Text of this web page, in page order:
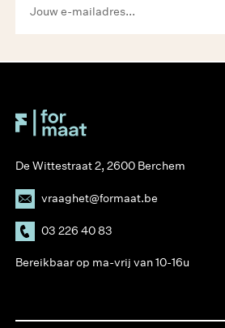
De Wittestraat 2, 2600 Berchem
vraaghet@formaat.be
03 226 40 83
Bereikbaar op ma-vrij van 10-16u